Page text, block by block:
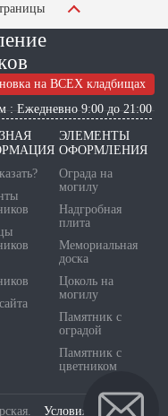
на ВСЕХ кладбищах
: Ежедневно 9:00 до 21:00
ЭЛЕМЕНТЫ
ОФОРМЛЕНИЯ
Ограда на
могилу
Надгробная
плита
Мемориальная
доска
Цоколь на
могилу
Памятник с
оградой
Памятник с
цветником
Условия